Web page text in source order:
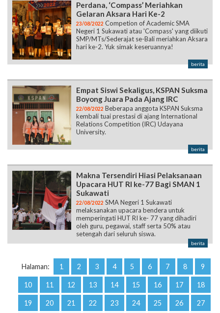
Perdana, ‘Compass’ Meriahkan
Gelaran Aksara Hari Ke-2
23/08/2022 Competion of Academic SMA
Negeri 1 Sukawati atau 'Compass' yang diikuti
SMP/MTs/Sederajat se-Bali meriahkan Aksara
hari ke-2. Yuk simak keseruannya!
berita
Empat Siswi Sekaligus, KSPAN Suksma
Boyong Juara Pada Ajang IRC
22/08/2022 Beberapa anggota KSPAN Suksma
kembali tuai prestasi di ajang International
Relations Competition (IRC) Udayana
University.
berita
Makna Tersendiri Hiasi Pelaksanaan
Upacara HUT RI ke-77 Bagi SMAN 1
Sukawati
22/08/2022 SMA Negeri 1 Sukawati
melaksanakan upacara bendera untuk
memperingati HUT RI ke- 77 yang dihadiri
oleh guru, pegawai, staff serta 50% atau
setengah dari seluruh siswa.
berita
Halaman: 1 2 3 4 5 6 7 8 9
10 11 12 13 14 15 16 17 18
19 20 21 22 23 24 25 26 27